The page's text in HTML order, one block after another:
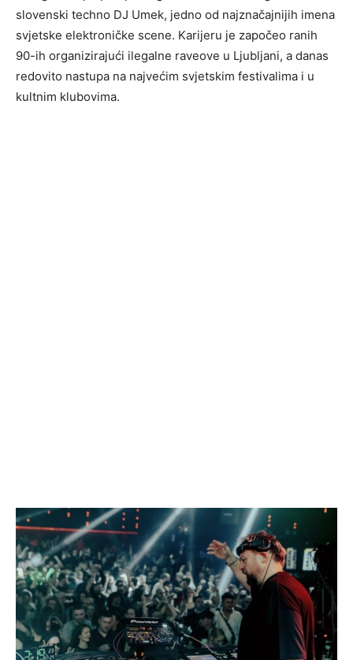
slovenski techno DJ Umek, jedno od najznačajnijih imena
svjetske elektroničke scene. Karijeru je započeo ranih
90-ih organizirajući ilegalne raveove u Ljubljani, a danas
redovito nastupa na najvećim svjetskim festivalima i u
kultnim klubovima.